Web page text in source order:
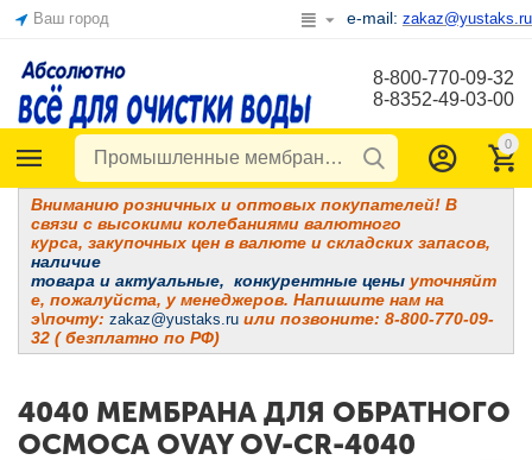
Ваш город e-mail: zakaz@yustaks.ru
8-800-770-09-32
8-8352-49-03-00
0
Вниманию розничных и оптовых покупателей! В
связи с высокими колебаниями валютного
курса, закупочных цен в валюте и складских запасов,
наличие
товара иактуальные, конкурентные цены уточняйт
е, пожалуйста, у менеджеров. Напишите нам на
э\почту:zakaz@yustaks.ru или позвоните: 8-800-770-09-
32 ( безплатно по РФ)
4040 МЕМБРАНА ДЛЯ ОБРАТНОГО
ОСМОСА OVAY OV-CR-4040